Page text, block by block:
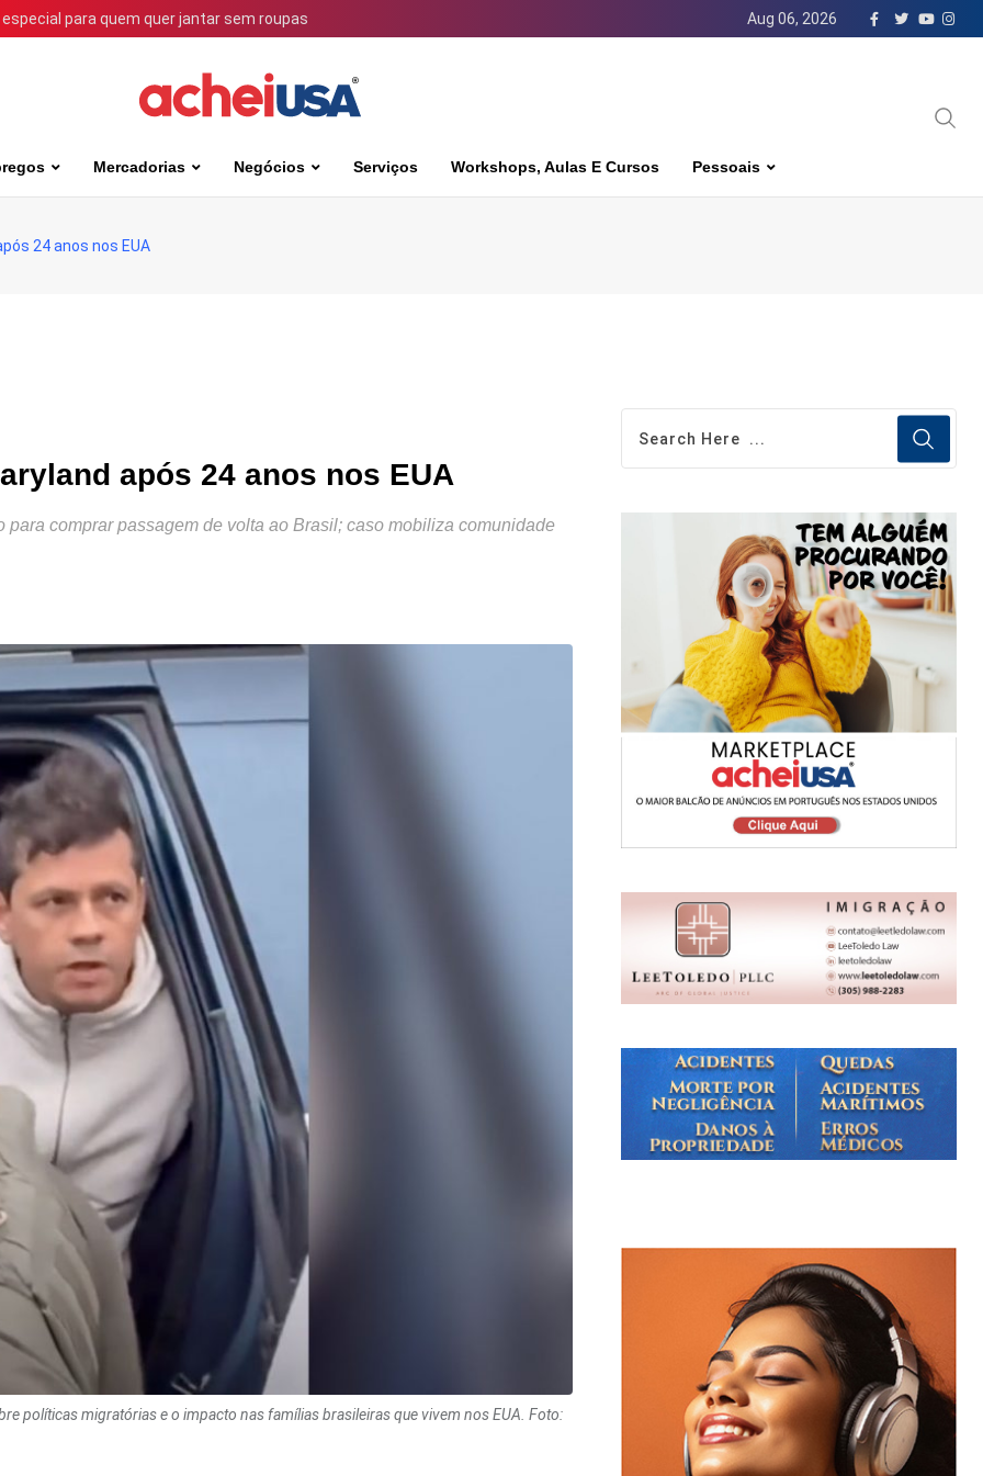
para quem quer jantar sem roupas Aug 06, 2026
Mercadorias Negócios Serviços Workshops, Aulas E Cursos Pessoais
24 anos nos EUA
após 24 anos nos EUA
comprar passagem de volta ao Brasil; caso mobiliza comunidade
políticas migratórias e o impacto nas famílias brasileiras que vivem nos EUA. Foto: